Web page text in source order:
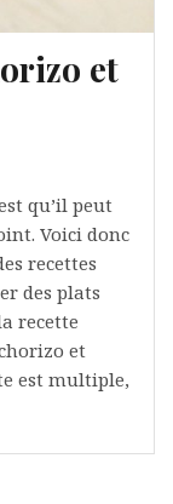
et
qu’il peut
Voici donc
recettes
des plats
recette
et
est multiple,